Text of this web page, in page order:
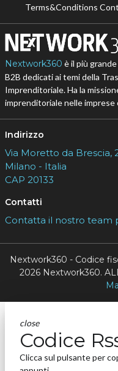
Terms&Conditions
Nextwork360 è il più
B2B dedicati ai temi della
Imprenditoriale. Ha la
imprenditoriale nelle imprese
Indirizzo
Via Moretto da Brescia,
Milano - Italia
CAP 20133
Contatti
Contatta il nostro team
Nextwork360 - Codice
2026 Nextwork360.
close
Codice
Clicca sul pulsante per